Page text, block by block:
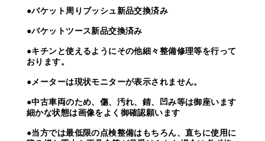
●バケット周りブッシュ新品交換済み
●バケットツース新品交換済み
●キチンと使えるようにその他細々整備修理等を行って
おります。
●メーターは現状モニターが表示されません。
●中古車両のため、傷、汚れ、錆、凹み等は御座います
細かな状態は画像をよく御確認願います
●当方では最低限の点検整備はもちろん、直ちに使用に